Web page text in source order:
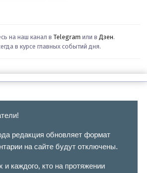
на наш канал в Telegram или в Дзен.
в курсе главных событий дня.
редакция обновляет формат
на сайте будут отключены.
и каждого, кто на протяжении